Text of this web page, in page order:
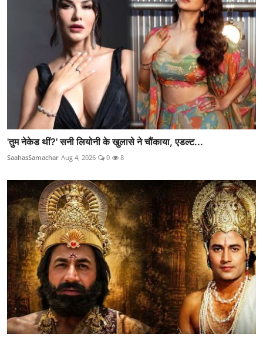
'तुम नेकेड थीं?' सनी लियोनी के खुलासे ने चौंकाया, एडल्ट...
SaahasSamachar Aug 4, 2026 0 8